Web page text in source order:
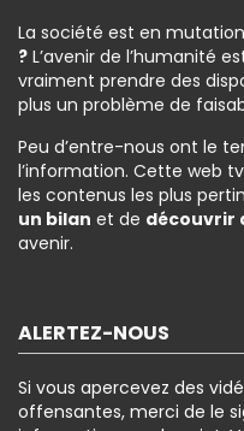
La société est en
? L’avenir de l’humanité
vraiment prendre des
plus un problème de
Peu d’entre-nous ont le
l’information. Cette web
les contenus les plus
un bilan et de découvrir
avenir.
ALERTEZ-NOUS
Si vous apercevez des
offensantes, merci de le